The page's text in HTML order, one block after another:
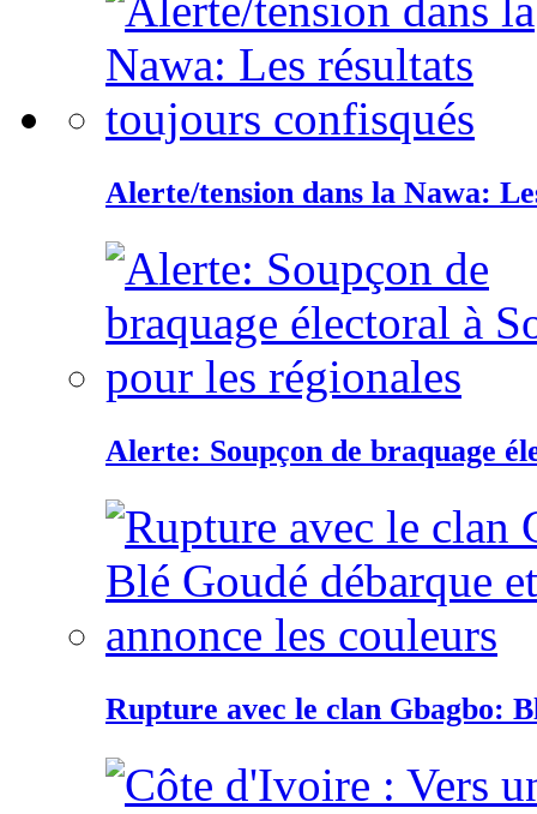
Alerte/tension dans la Nawa:
Alerte: Soupçon de braquage
Rupture avec le clan Gbagbo: